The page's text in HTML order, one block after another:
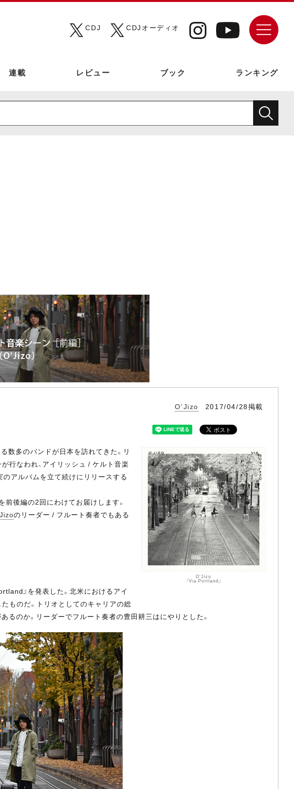
CDJ
CDJオーディオ
連載 レビュー ブック ランキング
O'Jizo 2017/04/28掲載
O'Jizo
『Via Portland』
数多のバンドが日本を訪れてきた。リ
行なわれ、アイリッシュ / ケルト音楽
アルバムを立て続けにリリースする
後編の2回にわけてお届けします。
のリーダー / フルート奏者でもある
』を発表した。北米におけるアイ
ものだ。トリオとしてのキャリアの総
るのか。リーダーでフルート奏者の豊田耕三はにやりとした。